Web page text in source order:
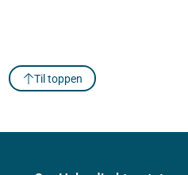
Til toppen